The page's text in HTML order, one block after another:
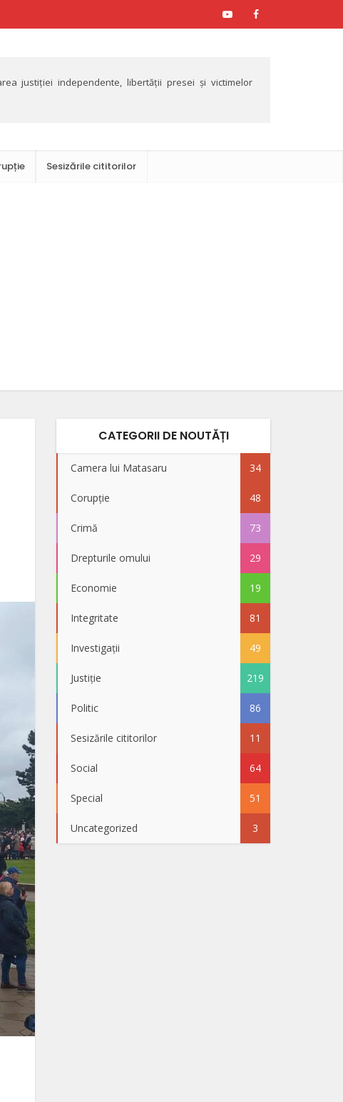
justiției independente, libertății presei și victimelor
Sesizările cititorilor
CATEGORII DE NOUTĂȚI
Camera lui Matasaru 34
Corupție 48
Crimă 73
Drepturile omului 29
Economie 19
Integritate 81
Investigații 49
Justiție 219
Politic 86
Sesizările cititorilor 11
Social 64
Special 51
Uncategorized 3